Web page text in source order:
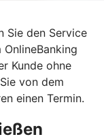
Sie den Service
Kunde ohne
von dem
einen Termin.